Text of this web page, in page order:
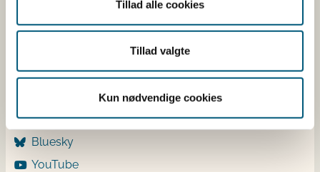
Tillad alle cookies
Tillad valgte
Kun nødvendige cookies
Følg os
Facebook
X
Bluesky
YouTube